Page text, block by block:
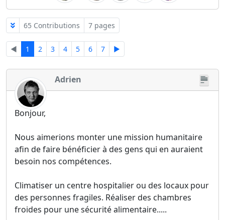
65 Contributions 7 pages
◄ 1 2 3 4 5 6 7 ►
Adrien
Bonjour,
Nous aimerions monter une mission humanitaire
afin de faire bénéficier à des gens qui en auraient
besoin nos compétences.
Climatiser un centre hospitalier ou des locaux pour
des personnes fragiles. Réaliser des chambres
froides pour une sécurité alimentaire.....